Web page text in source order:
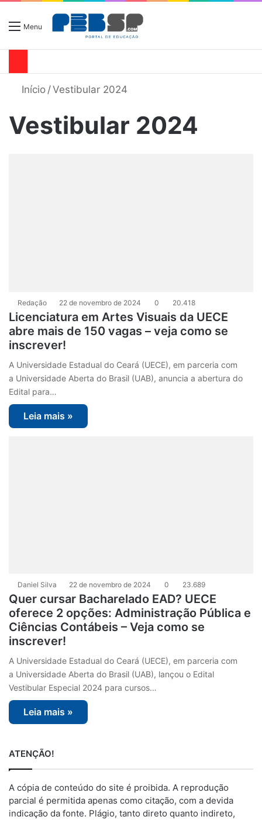
Menu
Início /Vestibular 2024
Vestibular 2024
Redação 22 de novembro de 2024 0 20.418
Licenciatura em Artes Visuais da UECE
abre mais de 150 vagas – veja como se
inscrever!
A Universidade Estadual do Ceará (UECE), em parceria com
a Universidade Aberta do Brasil (UAB), anuncia a abertura do
Edital para…
Leia mais »
Daniel Silva 22 de novembro de 2024 0 23.689
Quer cursar Bacharelado EAD? UECE
oferece 2 opções: Administração Pública e
Ciências Contábeis – Veja como se
inscrever!
A Universidade Estadual do Ceará (UECE), em parceria com
a Universidade Aberta do Brasil (UAB), lançou o Edital
Vestibular Especial 2024 para cursos…
Leia mais »
ATENÇÃO!
A cópia de conteúdo do site é proibida. A reprodução
parcial é permitida apenas como citação, com a devida
indicação da fonte. Plágio, tanto direto quanto indireto,